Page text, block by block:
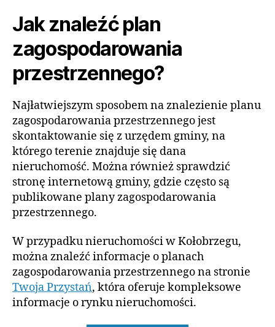
Jak znaleźć plan
zagospodarowania
przestrzennego?
Najłatwiejszym sposobem na znalezienie planu
zagospodarowania przestrzennego jest
skontaktowanie się z urzędem gminy, na
którego terenie znajduje się dana
nieruchomość. Można również sprawdzić
stronę internetową gminy, gdzie często są
publikowane plany zagospodarowania
przestrzennego.
W przypadku nieruchomości w Kołobrzegu,
można znaleźć informacje o planach
zagospodarowania przestrzennego na stronie
Twoja Przystań, która oferuje kompleksowe
informacje o rynku nieruchomości.